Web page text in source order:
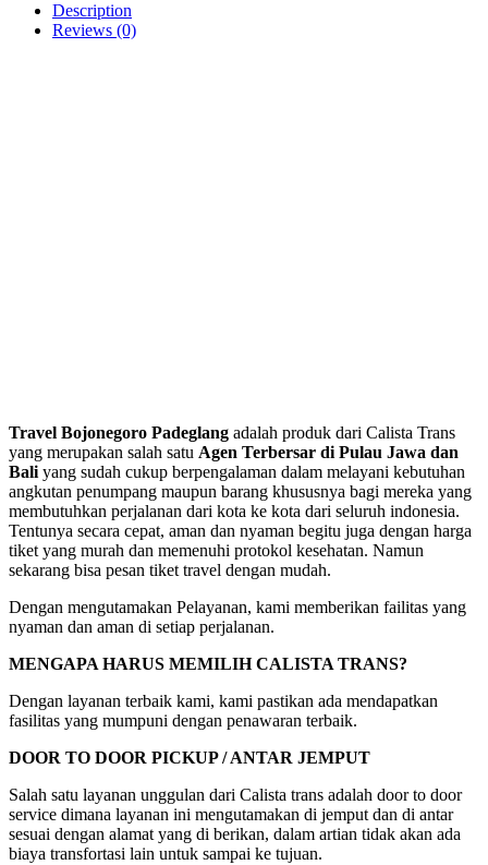
Description
Reviews (0)
Travel Bojonegoro Padeglang adalah produk dari Calista Trans
yang merupakan salah satu Agen Terbersar di Pulau Jawa dan
Baliyang sudah cukup berpengalaman dalam melayani kebutuhan
angkutan penumpang maupun barang khususnya bagi mereka yang
membutuhkan perjalanan dari kota ke kota dari seluruh indonesia.
Tentunya secara cepat, aman dan nyaman begitu juga dengan harga
tiket yang murah dan memenuhi protokol kesehatan. Namun
sekarang bisa pesan tiket travel dengan mudah.
Dengan mengutamakan Pelayanan, kami memberikan failitas yang
nyaman dan aman di setiap perjalanan.
MENGAPA HARUS MEMILIH CALISTA TRANS?
Dengan layanan terbaik kami, kami pastikan ada mendapatkan
fasilitas yang mumpuni dengan penawaran terbaik.
DOOR TO DOOR PICKUP / ANTAR JEMPUT
Salah satu layanan unggulan dari Calista trans adalah door to door
service dimana layanan ini mengutamakan di jemput dan di antar
sesuai dengan alamat yang di berikan, dalam artian tidak akan ada
biaya transfortasi lain untuk sampai ke tujuan.